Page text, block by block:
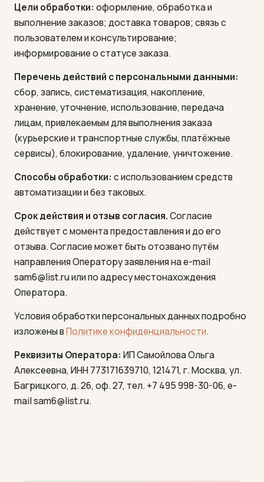
Цели обработки: оформление, обработка и
выполнение заказов; доставка товаров; связь с
пользователем и консультирование;
информирование о статусе заказа.
Перечень действий с персональными данными:
сбор, запись, систематизация, накопление,
хранение, уточнение, использование, передача
лицам, привлекаемым для выполнения заказа
(курьерские и транспортные службы, платёжные
сервисы), блокирование, удаление, уничтожение.
Способы обработки: с использованием средств
автоматизации и без таковых.
Срок действия и отзыв согласия.Согласие
действует с момента предоставления и до его
отзыва. Согласие может быть отозвано путём
направления Оператору заявления на e-mail
sam6@list.ru или по адресу местонахождения
Оператора.
Условия обработки персональных данных подробно
изложены вПолитике конфиденциальности.
Реквизиты Оператора: ИП Самойлова Ольга
Алексеевна, ИНН 773171639710, 121471, г. Москва, ул.
Багрицкого, д. 26, оф. 27, тел. +7 495 998-30-06, e-
mail sam6@list.ru.